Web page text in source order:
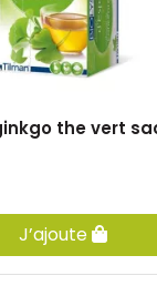
the vert
J’ajoute